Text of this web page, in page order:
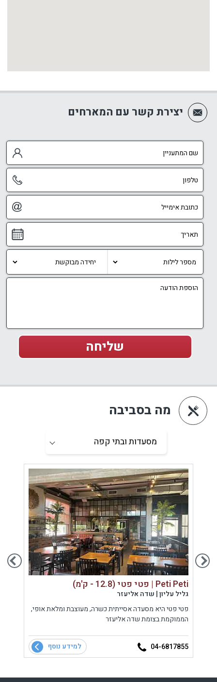
יצירת קשר עם המארחים
מה בסביבה
Peti Peti | פטי פטי (12.8 - ק'מ)
גליל עליון | שדה אליעזר
פטי פטי היא מסעדה אסייתית כשרה, מעוצבת ומלאת אופי,
הממוקמת בצומת שדה אליעזר
04-6817855 למידע נוסף